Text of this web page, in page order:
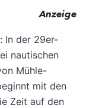
Anzeige
In der 29er-
nautischen
Mühle-
mit den
Zeit auf den